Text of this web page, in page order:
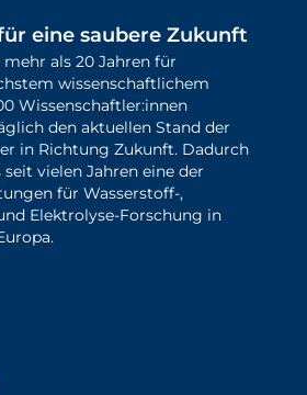
eine saubere Zukunft
als 20 Jahren für
wissenschaftlichem
Wissenschaftler:innen
den aktuellen Stand der
in Richtung Zukunft. Dadurch
vielen Jahren eine der
für Wasserstoff-,
Elektrolyse-Forschung in